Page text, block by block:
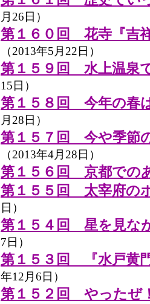
月26日）
第１６０回 花寺『吉
（2013年5月22日）
第１５９回 水上温泉
15日）
第１５８回 今年の春
月28日）
第１５７回 今や季節
（2013年4月28日）
第１５６回 京都での
第１５５回 太宰府の
日）
第１５４回 星を見な
7日）
第１５３回 『水戸黄
年12月6日）
第１５２回 やったぜ